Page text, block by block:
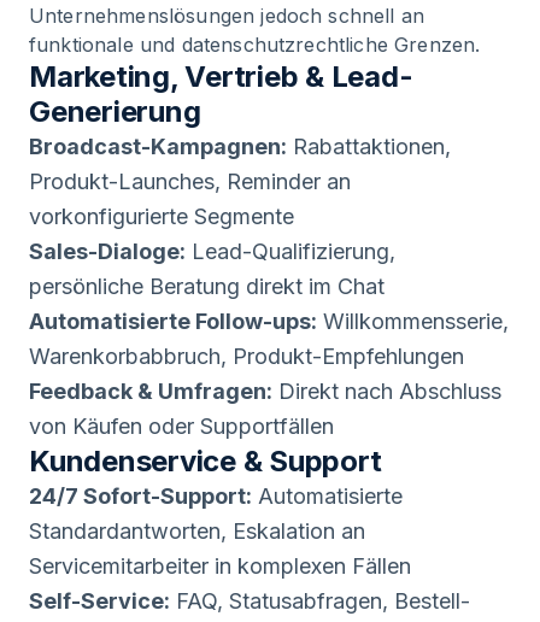
Unternehmenslösungen jedoch schnell an
funktionale und datenschutzrechtliche Grenzen.
Marketing, Vertrieb & Lead-
Generierung
Broadcast-Kampagnen: Rabattaktionen,
Produkt-Launches, Reminder an
vorkonfigurierte Segmente
Sales-Dialoge: Lead-Qualifizierung,
persönliche Beratung direkt im Chat
Automatisierte Follow-ups: Willkommensserie,
Warenkorbabbruch, Produkt-Empfehlungen
Feedback & Umfragen: Direkt nach Abschluss
von Käufen oder Supportfällen
Kundenservice & Support
24/7 Sofort-Support: Automatisierte
Standardantworten, Eskalation an
Servicemitarbeiter in komplexen Fällen
Self-Service: FAQ, Statusabfragen, Bestell-